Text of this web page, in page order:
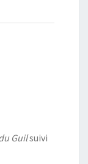
Guilsuivi